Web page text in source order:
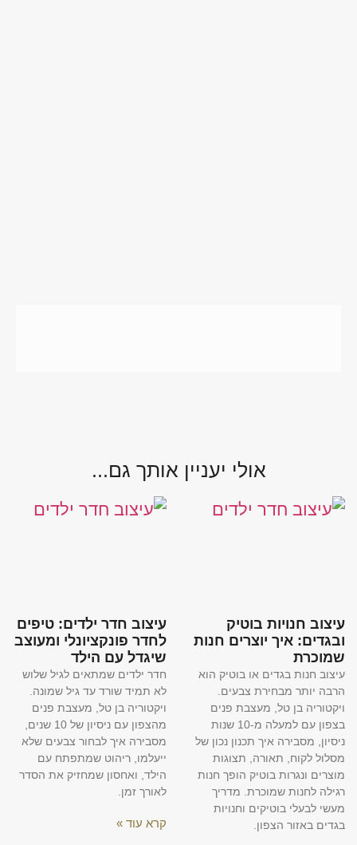
אולי יעניין אותך גם...
עיצוב חנויות בוטיק
ובגדים: איך יוצרים חנות
שמוכרת
עיצוב חנות בגדים או בוטיק הוא
הרבה יותר מבחירת צבעים.
ויקטוריה בן טל, מעצבת פנים
בצפון עם למעלה מ-10 שנות
ניסיון, מסבירה איך תכנון נכון של
מסלול לקוח, תאורה, תצוגות
מוצרים ונגרות בוטיק הופך חנות
רגילה לחנות שמוכרת. מדריך
מעשי לבעלי בוטיקים וחנויות
בגדים באזור הצפון.
עיצוב חדר ילדים: טיפים
לחדר פונקציונלי ומעוצב
שיגדל עם הילד
חדר ילדים שמתאים לגיל שלוש
לא תמיד שורד עד גיל שמונה.
ויקטוריה בן טל, מעצבת פנים
מהצפון עם ניסיון של 10 שנים,
מסבירה איך לבחור צבעים שלא
ייעלמו, ריהוט שמתפתח עם
הילד, ואחסון שמחזיק את הסדר
לאורך זמן.
קרא עוד »